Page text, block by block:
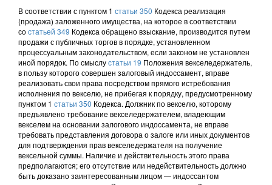
В соответствии с пунктом 1 статьи 350 Кодекса реализация
(продажа) заложенного имущества, на которое в соответствии
состатьей 349 Кодекса обращено взыскание, производится путем
продажи с публичных торгов в порядке, установленном
процессуальным законодательством, если законом не установлен
иной порядок. По смыслустатьи 19 Положения векселедержатель,
в пользу которого совершен залоговый индоссамент, вправе
реализовать свои права посредством прямого истребования
исполнения по векселю, не прибегая к порядку, предусмотренному
пунктом 1 статьи 350 Кодекса. Должник по векселю, которому
предъявлено требование векселедержателем, владеющим
векселем на основании залогового индоссамента, не вправе
требовать представления договора о залоге или иных документов
для подтверждения прав векселедержателя на получение
вексельной суммы. Наличие и действительность этого права
предполагаются; его отсутствие или недействительность должно
быть доказано заинтересованным лицом — индоссантом